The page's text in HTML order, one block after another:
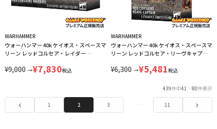
WARHAMMER
ウォーハンマー 40k ケイオス・スペースマ
リーン レッドコルセア・レイダー
MARINES RED CORSAIRS REAVER 43-113
¥9,000 →¥7,830税込
WARHAMMER
ウォーハンマー 40k ケイオス・スペースマ
リーン レッドコルセア・リーヴキャプテ
MARINES RED CORSAIRS REAVER-
¥6,300 →¥5,481税込
439件中41 - 80件表示
1 2 3 … 11